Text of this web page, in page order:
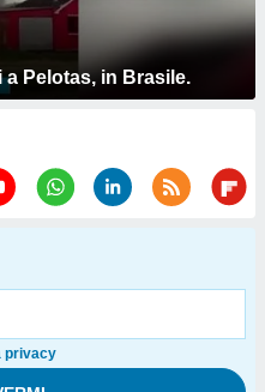
Pelotas, in Brasile.
privacy